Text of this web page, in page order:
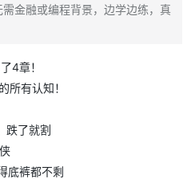
金融或编程背景，边学边练，真
4章！
所有认知！
跌了就割
底裤都不剩